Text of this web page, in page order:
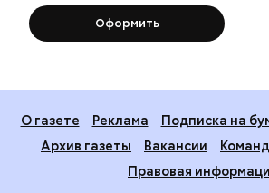
Оформить
О газете Реклама
Подписка на
Архив газеты
Вакансии
Правовая